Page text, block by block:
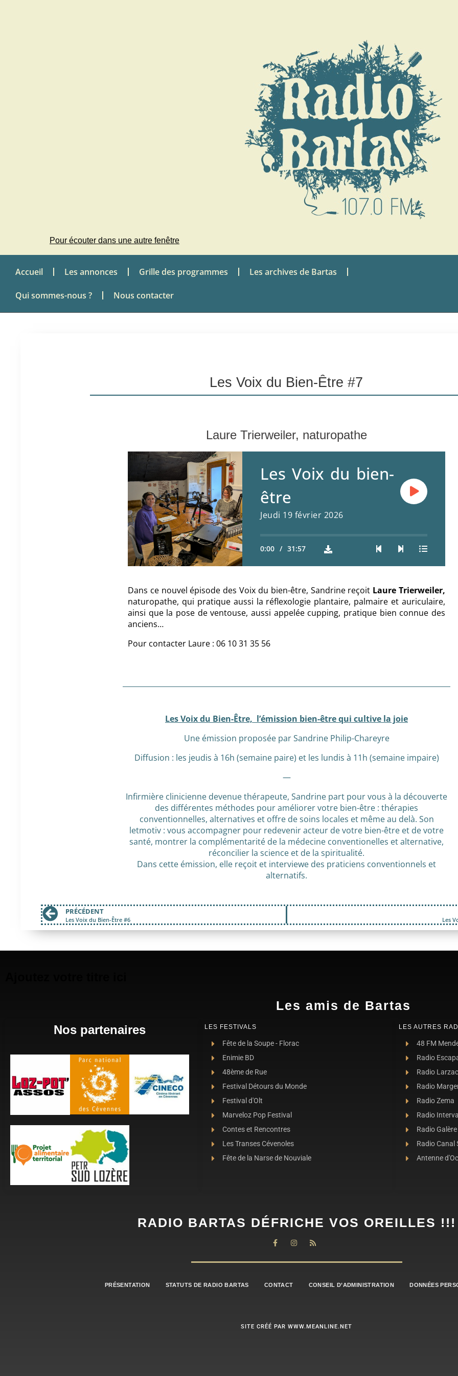
Pour écouter dans une autre fenêtre
Accueil Les annonces Grille des programmes Les archives de Bartas
Qui sommes-nous ? Nous contacter
Les Voix du Bien-Être #7
Laure Trierweiler, naturopathe
Les Voix du bien-
être
Jeudi 19 février 2026
0:00 / 31:57
Dans ce nouvel épisode des Voix du bien-être, Sandrine reçoit Laure Trierweiler,
naturopathe, qui pratique aussi la réflexologie plantaire, palmaire et auriculaire,
ainsi que la pose de ventouse, aussi appelée cupping, pratique bien connue des
anciens…
Pour contacter Laure : 06 10 31 35 56
Les Voix du Bien-Être, l’émission bien-être qui cultive la joie
Une émission proposée par Sandrine Philip-Chareyre
Diffusion : les jeudis à 16h (semaine paire) et les lundis à 11h (semaine impaire)
—
Infirmière clinicienne devenue thérapeute, Sandrine part pour vous à la découverte
des différentes méthodes pour améliorer votre bien-être : thérapies
conventionnelles, alternatives et offre de soins locales et même au delà. Son
letmotiv : vous accompagner pour redevenir acteur de votre bien-être et de votre
santé, montrer la complémentarité de la médecine conventionelles et alternative,
réconcilier la science et de la spiritualité.
Dans cette émission, elle reçoit et interviewe des praticiens conventionnels et
alternatifs.
PRÉCÉDENT
Les Voix du Bien-Être #6 Les
Les amis de Bartas
Nos partenaires LES FESTIVALS
Fête de la Soupe - Florac
Enimie BD
48ème de Rue
Festival Détours du Monde
Festival d'Olt
Marveloz Pop Festival
Contes et Rencontres
Les Transes Cévenoles
Fête de la Narse de Nouviale
LES AUTRES
48 FM
Radio
Radio Larzac
Radio
Radio Zema
Radio Interval
Radio Galère
Radio Canal
Antenne d'Oc
RADIO BARTAS DÉFRICHE VOS OREILLES !!!
PRÉSENTATION STATUTS DE RADIO BARTAS CONTACT CONSEIL D’ADMINISTRATION DONNÉES
SITE CRÉÉ PAR WWW.MEANLINE.NET